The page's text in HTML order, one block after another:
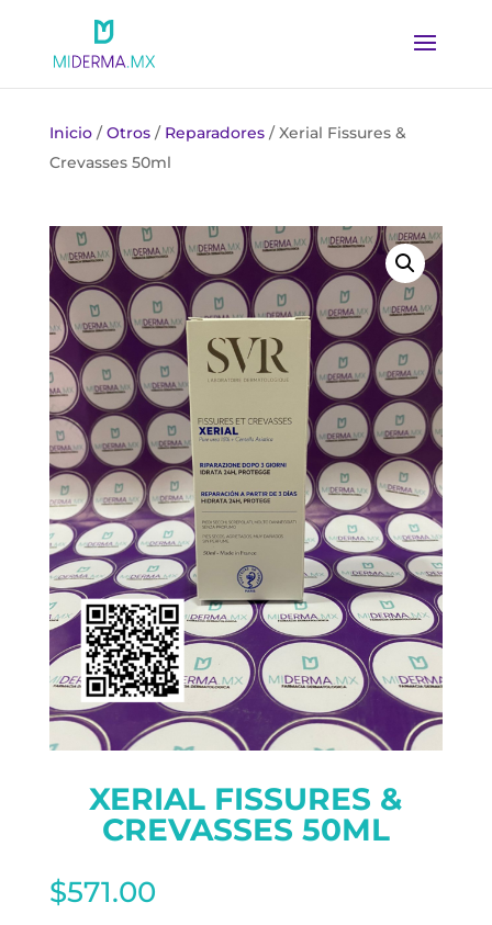
Inicio/Otros/ Reparadores/ Xerial Fissures &
Crevasses 50ml
XERIAL FISSURES &
CREVASSES 50ML
$571.00